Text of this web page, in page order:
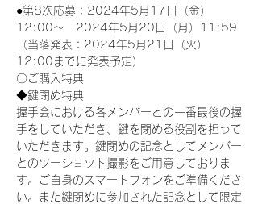
●第8次応募：2024年5月17日（金）
12:00～　2024年5月20日（月）11:59
（当落発表：2024年5月21日（火）
12:00までに発表予定）
〇ご購入特典
◆鍵閉め特典
握手会における各メンバーとの一番最後の握
手をしていただき、鍵を閉める役割を担って
いただきます。鍵閉めの記念としてメンバー
とのツーショット撮影をご用意しておりま
す。ご自身のスマートフォンをご準備くださ
い。また鍵閉めに参加された記念として限定